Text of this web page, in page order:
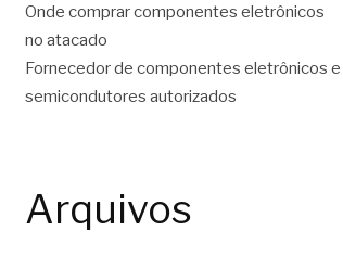
Onde comprar componentes eletrônicos
no atacado
Fornecedor de componentes eletrônicos e
semicondutores autorizados
Arquivos